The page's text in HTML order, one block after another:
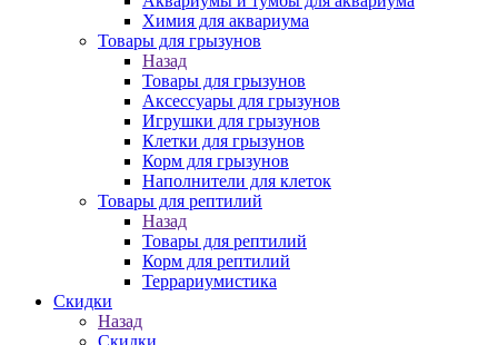
Химия для аквариума
Товары для грызунов
Назад
Товары для грызунов
Аксессуары для грызунов
Игрушки для грызунов
Клетки для грызунов
Корм для грызунов
Наполнители для клеток
Товары для рептилий
Назад
Товары для рептилий
Корм для рептилий
Террариумистика
Скидки
Назад
Скидки